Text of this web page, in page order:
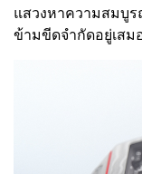
แสวงหาความสมบู
ข้ามขีดจำกัดอยู่เสม